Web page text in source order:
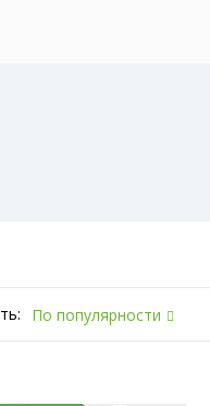
По популярности